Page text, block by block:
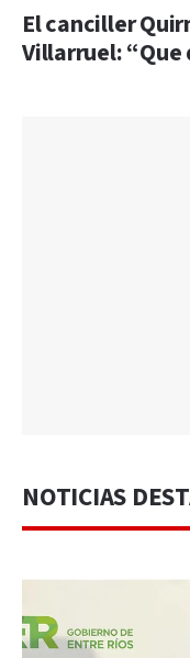
El canciller
Villarruel: “Que
NOTICIAS